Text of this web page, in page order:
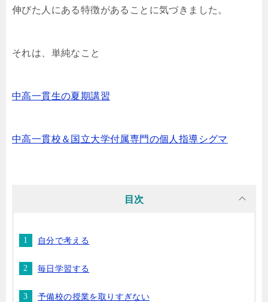
伸びた人にある特徴があることに気づきました。
それは、単純なこと
中高一貫生の夏期講習
中高一貫校＆国立大学付属専門の個人指導シグマ
目次
自分で考える
毎日学習する
予備校の授業を取りすぎない